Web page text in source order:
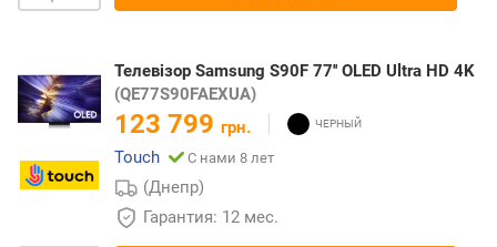
Телевізор Samsung S90F 77'' OLED Ultra HD 4K
(QE77S90FAEXUA)
123 799 грн.
Touch
С нами 8 лет
(Днепр)
Гарантия: 12 мес.